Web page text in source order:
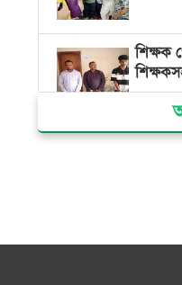
শিক্ষক
ভোলায়